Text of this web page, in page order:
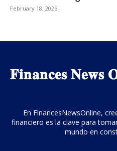
February 18, 2026
𝐅𝐢𝐧𝐚𝐧𝐜𝐞𝐬 𝐍𝐞𝐰𝐬
En FinancesNewsOnline,
financiero es la clave para
mundo en